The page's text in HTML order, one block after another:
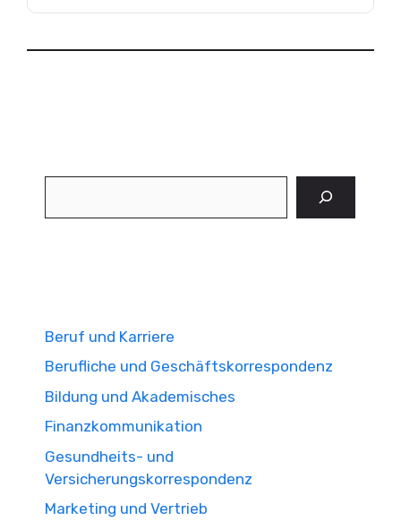
Beruf und Karriere
Berufliche und Geschäftskorrespondenz
Bildung und Akademisches
Finanzkommunikation
Gesundheits- und
Versicherungskorrespondenz
Marketing und Vertrieb